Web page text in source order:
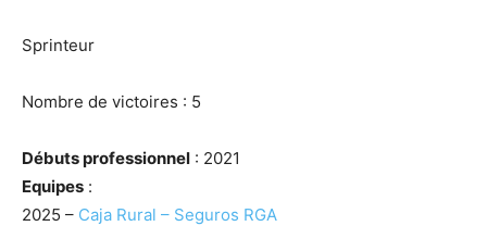
Sprinteur
Nombre de victoires : 5
Débuts professionnel : 2021
Equipes :
2025 – Caja Rural – Seguros RGA